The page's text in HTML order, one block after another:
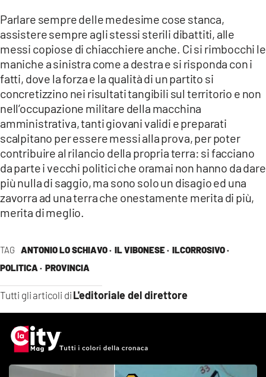
TAG ANTONIO LO SCHIAVO · IL VIBONESE · ILCORROSIVO ·
POLITICA · PROVINCIA
Tutti gli articoli di L'editoriale del direttore
Parlare sempre delle medesime cose stanca,
assistere sempre agli stessi sterili dibattiti, alle
messi copiose di chiacchiere anche. Ci si rimbocchi le
maniche a sinistra come a destra e si risponda con i
fatti, dove la forza e la qualità di un partito si
concretizzino nei risultati tangibili sul territorio e non
nell’occupazione militare della macchina
amministrativa, tanti giovani validi e preparati
scalpitano per essere messi alla prova, per poter
contribuire al rilancio della propria terra: si facciano
da parte i vecchi politici che oramai non hanno da dare
più nulla di saggio, ma sono solo un disagio ed una
zavorra ad una terra che onestamente merita di più,
merita di meglio.